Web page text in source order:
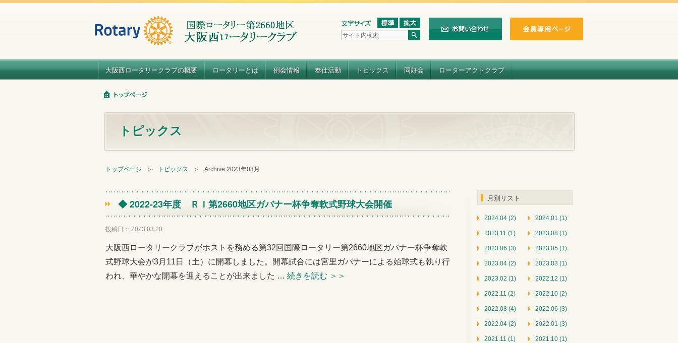
大阪西ロータリークラブの概要 ロータリーとは 例会情報 奉仕活動 トピックス 同好会 ローターアクトクラブ
トピックス
トップページ ＞ トピックス ＞ Archive 2023年03月
◆ 2022-23年度 ＲＩ第2660地区ガバナー杯争奪軟式野球大会開催
投稿日： 2023.03.20
大阪西ロータリークラブがホストを務める第32回国際ロータリー第2660地区ガバナー杯争奪軟
式野球大会が3月11日（土）に開幕しました。開幕試合には宮里ガバナーによる始球式も執り行
われ、華やかな開幕を迎えることが出来ました … 続きを読む ＞＞
月別リスト
2024.04 (2) 2024.01 (1)
2023.11 (1) 2023.08 (1)
2023.06 (3) 2023.05 (1)
2023.04 (2) 2023.03 (1)
2023.02 (1) 2022.12 (1)
2022.11 (2) 2022.10 (2)
2022.08 (4) 2022.06 (3)
2022.04 (2) 2022.01 (3)
2021.11 (1) 2021.10 (1)